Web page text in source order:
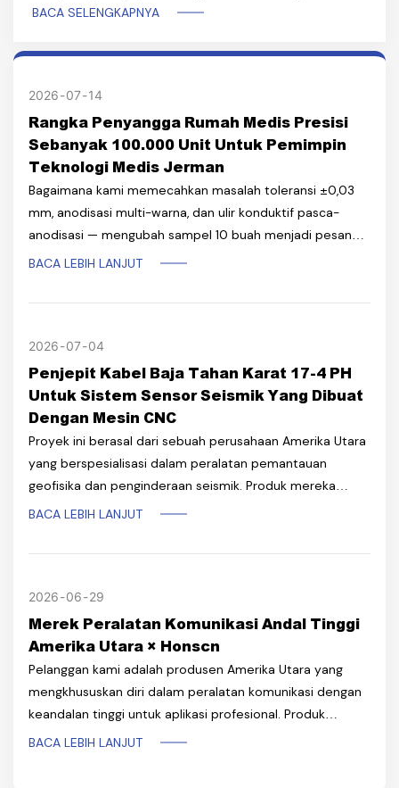
Temukan kiat-kiat ahli dari pabrik permesinan CNC OEM
BACA SELENGKAPNYA
Rangka Penyangga Rumah Medis Presisi
Sebanyak 100.000 Unit Untuk Pemimpin
Teknologi Medis Jerman
Bagaimana kami memecahkan masalah toleransi ±0,03
mm, anodisasi multi-warna, dan ulir konduktif pasca-
anodisasi — mengubah sampel 10 buah menjadi pesanan
produksi 100.000 unit.
2026 07 14
BACA LEBIH LANJUT
Penjepit Kabel Baja Tahan Karat 17-4 PH
Untuk Sistem Sensor Seismik Yang Dibuat
Dengan Mesin CNC
Proyek ini berasal dari sebuah perusahaan Amerika Utara
yang berspesialisasi dalam peralatan pemantauan
geofisika dan penginderaan seismik. Produk mereka
digunakan di lingkungan luar ruangan yang menuntut, di
selama bertahun-tahun di bawah getaran, kelembaban,
2026 07 04
BACA LEBIH LANJUT
Merek Peralatan Komunikasi Andal Tinggi
Amerika Utara × Honscn
Pelanggan kami adalah produsen Amerika Utara yang
mengkhususkan diri dalam peralatan komunikasi dengan
keandalan tinggi untuk aplikasi profesional. Produk
mereka dirancang untuk lingkungan yang menuntut di
2026 06 29
BACA LEBIH LANJUT